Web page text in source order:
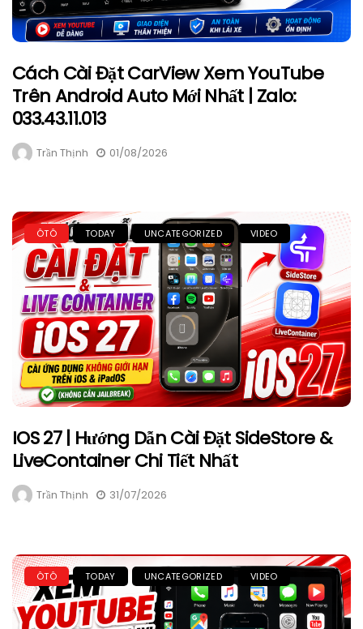
Cách Cài Đặt CarView Xem YouTube
Trên Android Auto Mới Nhất | Zalo:
033.43.11.013
Trần Thịnh 01/08/2026
ÔTÔ TODAY UNCATEGORIZED VIDEO
IOS 27 | Hướng Dẫn Cài Đặt SideStore &
LiveContainer Chi Tiết Nhất
Trần Thịnh 31/07/2026
ÔTÔ TODAY UNCATEGORIZED VIDEO